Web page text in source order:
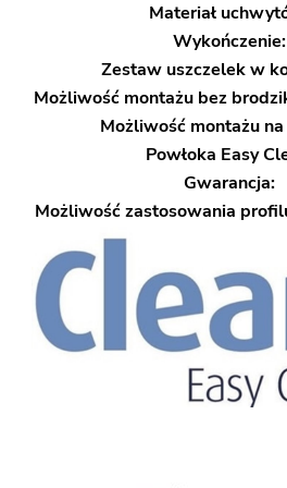
Materiał
Wykończenie:
Zestaw uszczelek w
Możliwość montażu bez
Możliwość montażu
Powłoka Easy
Gwarancja:
Możliwość zastosowania